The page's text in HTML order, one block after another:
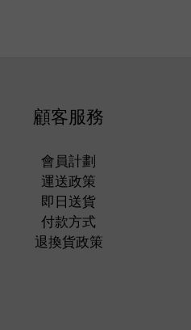
顧客服務
會員計劃
運送政策
即日送貨
付款方式
退換貨政策